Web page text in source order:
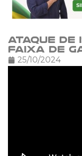
Ataque
Faixa de
25/10/2024